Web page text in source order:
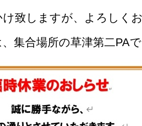
け致しますが、よろしく
集合場所の草津第二PA